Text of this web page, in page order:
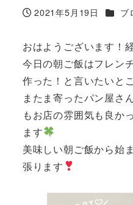
投稿日
2021年5月19日 カテゴ
ブ
おはようございます！
今日の朝ご飯はフレン
作った！と言いたいと
またま寄ったパン屋さ
もお店の雰囲気も良か
ます
美味しい朝ご飯から始
張ります